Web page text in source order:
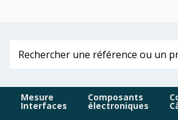
Mesure
Interfaces
Composants
électroniques